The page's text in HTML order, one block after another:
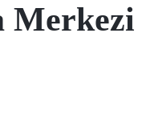
Merkezi